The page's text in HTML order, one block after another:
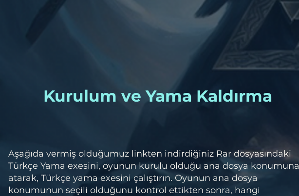
Kurulum ve Yama Kaldırma
Aşağıda vermiş olduğumuz linkten indirdiğiniz Rar dosyasındaki
Türkçe Yama exesini, oyunun kurulu olduğu ana dosya konumuna
atarak, Türkçe yama exesini çalıştırın. Oyunun ana dosya
konumunun seçili olduğunu kontrol ettikten sonra, hangi